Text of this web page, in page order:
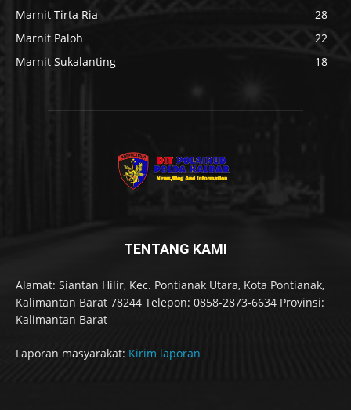
Marnit Tirta Ria
28
Marnit Paloh
22
Marnit Sukalanting
18
TENTANG KAMI
Alamat: Siantan Hilir, Kec. Pontianak Utara, Kota Pontianak,
Kalimantan Barat 78244 Telepon: 0858-2873-6634 Provinsi:
Kalimantan Barat
Laporan masyarakat: Kirim laporan